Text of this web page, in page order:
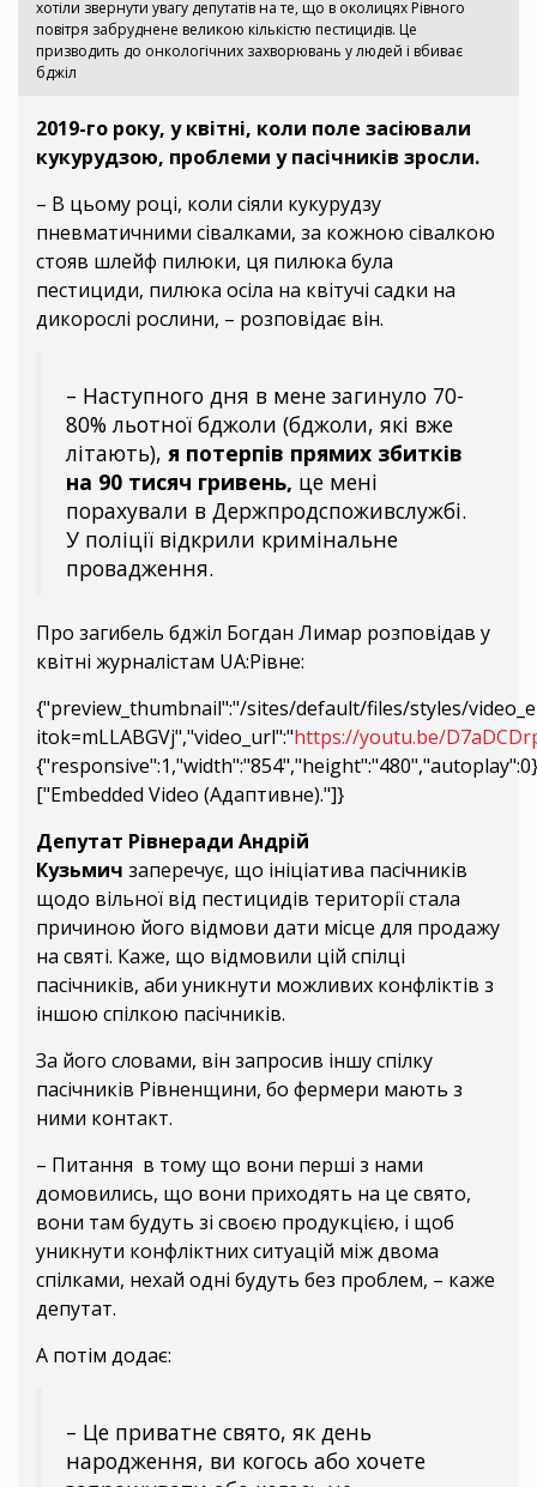
хотіли звернути увагу депутатів на те, що в околицях Рівного
повітря забруднене великою кількістю пестицидів. Це
призводить до онкологічних захворювань у людей і вбиває
бджіл
2019-го року, у квітні, коли поле засіювали
кукурудзою, проблеми у пасічників зросли.
– В цьому році, коли сіяли кукурудзу
пневматичними сівалками, за кожною сівалкою
стояв шлейф пилюки, ця пилюка була
пестициди, пилюка осіла на квітучі садки на
дикорослі рослини, – розповідає він.
– Наступного дня в мене загинуло 70-
80% льотної бджоли (бджоли, які вже
літають), я потерпів прямих збитків
на 90 тисяч гривень, це мені
порахували в Держпродспоживслужбі.
У поліції відкрили кримінальне
провадження.
Про загибель бджіл Богдан Лимар розповідав у
квітні журналістам UA:Рівне:
{"preview_thumbnail":"/sites/default/files/styles/
itok=mLLABGVj","video_url":"https://youtu.be/
["Embedded Video (Адаптивне)."]}
Депутат Рівнеради Андрій
Кузьмич заперечує, що ініціатива пасічників
щодо вільної від пестицидів території стала
причиною його відмови дати місце для продажу
на святі. Каже, що відмовили цій спілці
пасічників, аби уникнути можливих конфліктів з
іншою спілкою пасічників.
За його словами, він запросив іншу спілку
пасічників Рівненщини, бо фермери мають з
ними контакт.
– Питання в тому що вони перші з нами
домовились, що вони приходять на це свято,
вони там будуть зі своєю продукцією, і щоб
уникнути конфліктних ситуацій між двома
спілками, нехай одні будуть без проблем, – каже
депутат.
А потім додає:
– Це приватне свято, як день
народження, ви когось або хочете